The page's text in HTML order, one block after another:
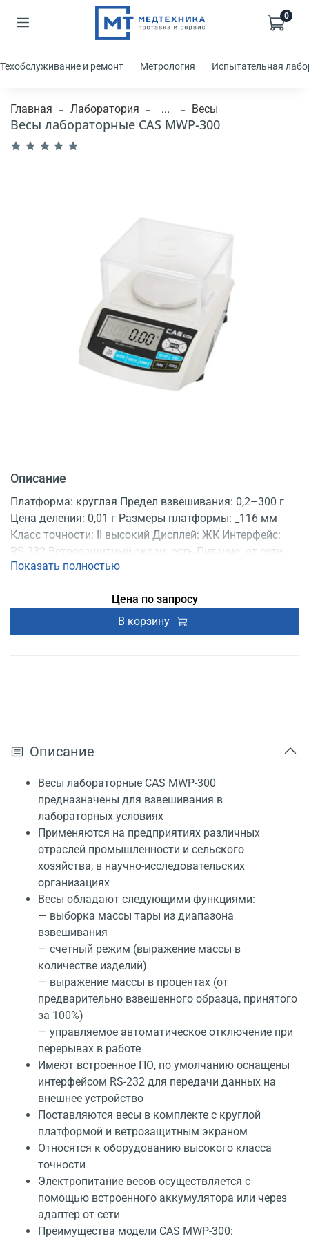
0
Техобслуживание и ремонт Метрология Испытательная
Главная Лаборатория ... Весы
Весы лабораторные CAS MWP-300
Описание
Платформа: круглая Предел взвешивания: 0,2–300 г
Цена деления: 0,01 г Размеры платформы: _116 мм
Класс точности: II высокий Дисплей: ЖК Интерфейс:
RS-232 Ветрозащитный экран: есть Питание: от сети,
от аккумулятора Поверка: есть
Показать полностью
Цена по запросу
В корзину
Описание
Весы лабораторные CAS MWP-300
предназначены для взвешивания в
лабораторных условиях
Применяются на предприятиях различных
отраслей промышленности и сельского
хозяйства, в научно-исследовательских
организациях
Весы обладают следующими функциями:
— выборка массы тары из диапазона
взвешивания
— счетный режим (выражение массы в
количестве изделий)
— выражение массы в процентах (от
предварительно взвешенного образца, принятого
за 100%)
— управляемое автоматическое отключение при
перерывах в работе
Имеют встроенное ПО, по умолчанию оснащены
интерфейсом RS-232 для передачи данных на
внешнее устройство
Поставляются весы в комплекте с круглой
платформой и ветрозащитным экраном
Относятся к оборудованию высокого класса
точности
Электропитание весов осуществляется с
помощью встроенного аккумулятора или через
адаптер от сети
Преимущества модели CAS MWP-300: